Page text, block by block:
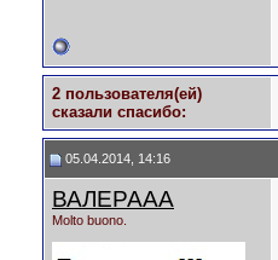
2 пользователя(ей)
сказали cпасибо:
05.04.2014, 14:16
ВАЛЕРААА
Molto buono.